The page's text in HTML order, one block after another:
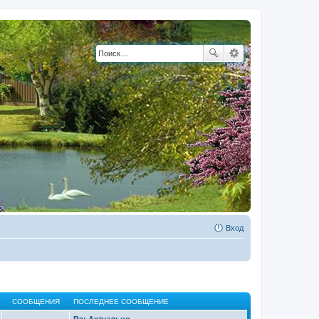
Вход
СООБЩЕНИЯ ПОСЛЕДНЕЕ СООБЩЕНИЕ